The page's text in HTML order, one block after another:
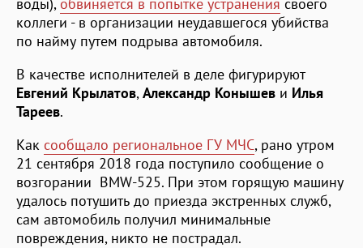
коллеги - в организации неудавшегося убийства
по найму путем подрыва автомобиля.
В качестве исполнителей в деле фигурируют
Евгений Крылатов,Александр Конышев и Илья
Тареев.
Как сообщало региональное ГУ МЧС, рано утром
21 сентября 2018 года поступило сообщение о
возгорании BMW-525. При этом горящую машину
удалось потушить до приезда экстренных служб,
сам автомобиль получил минимальные
повреждения, никто не пострадал.